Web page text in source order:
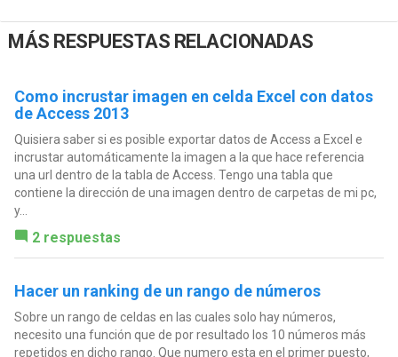
MÁS RESPUESTAS RELACIONADAS
Como incrustar imagen en celda Excel con datos
de Access 2013
Quisiera saber si es posible exportar datos de Access a Excel e
incrustar automáticamente la imagen a la que hace referencia
una url dentro de la tabla de Access. Tengo una tabla que
contiene la dirección de una imagen dentro de carpetas de mi pc,
y...
2 respuestas
Hacer un ranking de un rango de números
Sobre un rango de celdas en las cuales solo hay números,
necesito una función que de por resultado los 10 números más
repetidos en dicho rango. Que numero esta en el primer puesto,